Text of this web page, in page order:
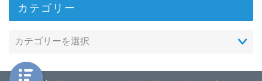
カテゴリー